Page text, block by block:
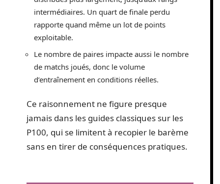
intermédiaires. Un quart de finale perdu
rapporte quand même un lot de points
exploitable.
Le nombre de paires impacte aussi le nombre
de matchs joués, donc le volume
d’entraînement en conditions réelles.
Ce raisonnement ne figure presque
jamais dans les guides classiques sur les
P100, qui se limitent à recopier le barème
sans en tirer de conséquences pratiques.